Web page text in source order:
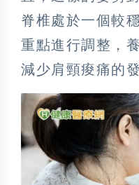
脊椎處於一個較
重點進行調整，
減少肩頸痠痛的發